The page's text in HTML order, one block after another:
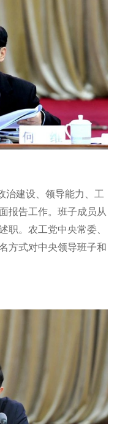
治建设、领导能力、工
报告工作。班子成员从
职。农工党中央常委、
方式对中央领导班子和